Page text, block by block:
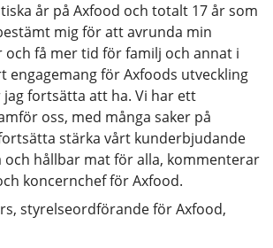
år på Axfood och totalt 17 år som
mig för att avrunda min
få mer tid för familj och annat i
engagemang för Axfoods utveckling
fortsätta att ha. Vi har ett
oss, med många saker på
stärka vårt kunderbjudande
och hållbar mat för alla, kommenterar
koncernchef för Axfood.
styrelseordförande för Axfood,